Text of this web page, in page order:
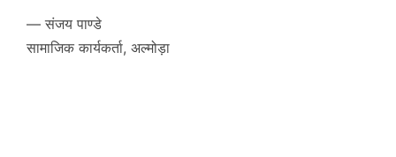
— संजय पाण्डे
सामाजिक कार्यकर्ता, अल्मोड़ा